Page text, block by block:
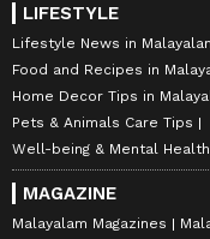
LIFESTYLE
Lifestyle News in
Food and Recipes in
Home Decor Tips in
Pets & Animals Care Tips
Well-being & Mental
MAGAZINE
Malayalam Magazines